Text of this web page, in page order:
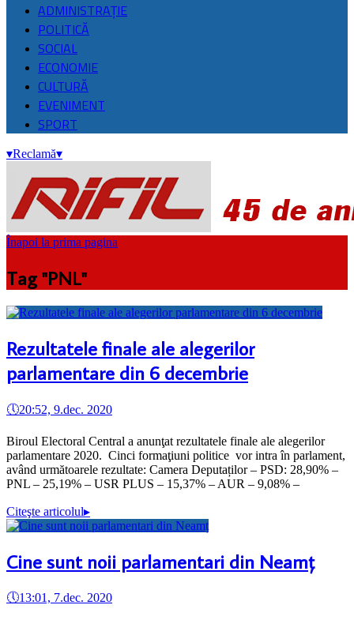
ADMINISTRAȚIE
POLITICĂ
SOCIAL
ECONOMIE
CULTURĂ
EVENIMENT
SPORT
▾Reclamă▾
Înapoi la prima pagina
Tag "PNL"
Rezultatele finale ale alegerilor
parlamentare din 6 decembrie
🕔20:52, 9.dec. 2020
Biroul Electoral Central a anunţat rezultatele finale ale alegerilor
parlamentare 2020. Cinci formaţiuni politice vor intra în parlament,
având următoarele rezultate: Camera Deputaților – PSD: 28,90% –
PNL – 25,19% – USR PLUS – 15,37% – AUR – 9,08% –
Citeşte articolul▸
Cine sunt noii parlamentari din Neamț
🕔13:01, 7.dec. 2020